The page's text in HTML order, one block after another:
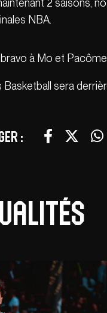
2 saisons,
NBA.
à Mo et
Basketball sera
: